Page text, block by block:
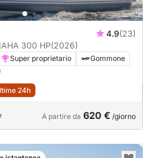
4.9(23)
300 HP(2026)
Super proprietario
Gommone
24h
A partire da 620 € /giorno